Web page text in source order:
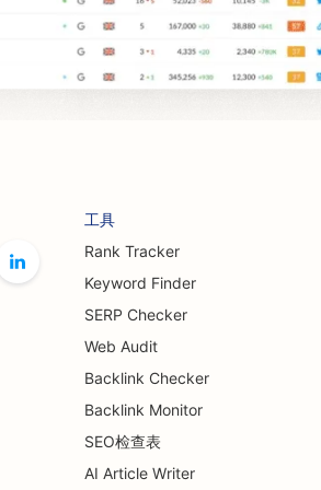
工具
Rank Tracker
Keyword Finder
SERP Checker
Web Audit
Backlink Checker
Backlink Monitor
SEO检查表
AI Article Writer